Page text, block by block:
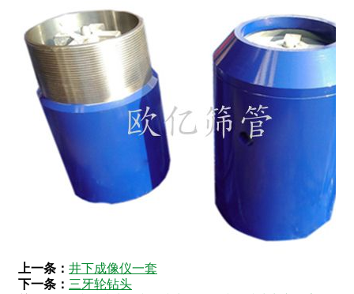
上一条： 井下成像仪一套
下一条： 三牙轮钻头